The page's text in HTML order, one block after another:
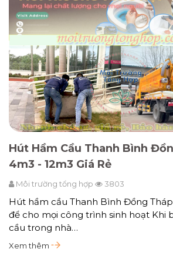
Hút Hầm Cầu Thanh Bình
4m3 - 12m3 Giá Rẻ
Môi trường tổng hợp 3803
Hút hầm cầu Thanh Bình Đồng
để cho mọi công trình sinh hoạt Khi
cầu trong nhà…
Xem thêm